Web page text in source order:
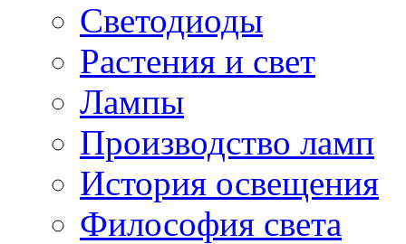
Светодиоды
Растения и свет
Лампы
Производство ламп
История освещения
Философия света